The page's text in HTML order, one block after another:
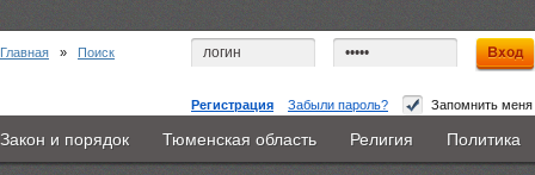
Регистрация Забыли пароль? Запомнить меня
Главная Новости Объявления КНИГИ ВестиNet
Закон и порядок Тюменская область Религия Политика
Главная » Поиск
Поиск по тегу: «инвестирование», искать подругому тегу